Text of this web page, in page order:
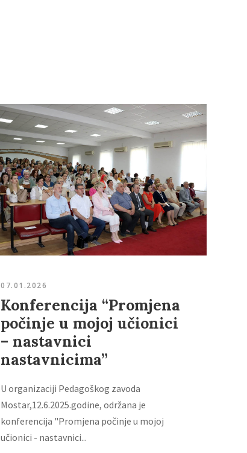
07.01.2026
Konferencija “Promjena
počinje u mojoj učionici
– nastavnici
nastavnicima”
U organizaciji Pedagoškog zavoda
Mostar,12.6.2025.godine, održana je
konferencija "Promjena počinje u mojoj
učionici - nastavnici...